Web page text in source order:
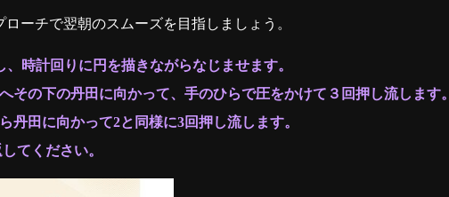
ーチで翌朝のスムーズを目指しましょう。
、時計回りに円を描きながらなじませます。
その下の丹田に向かって、手のひらで圧をかけて３回押し流します。
丹田に向かって2と同様に3回押し流します。
てください。